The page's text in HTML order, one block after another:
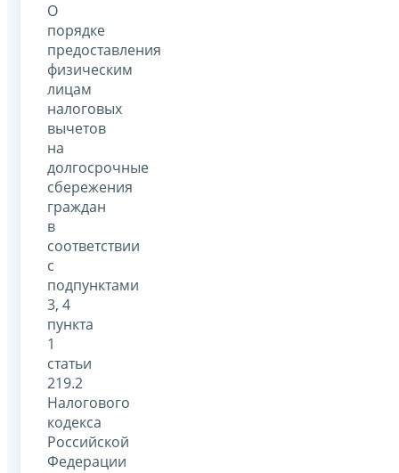
О
порядке
предоставления
физическим
лицам
налоговых
вычетов
на
долгосрочные
сбережения
граждан
в
соответствии
с
подпунктами
3, 4
пункта
1
статьи
219.2
Налогового
кодекса
Российской
Федерации